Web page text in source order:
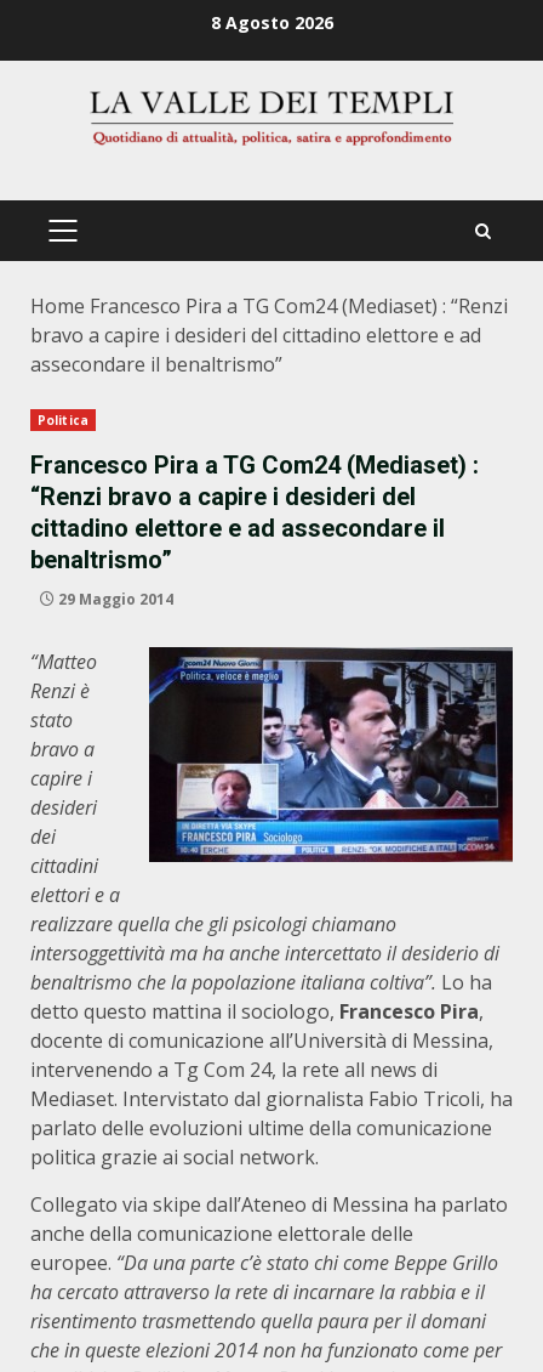
8 Agosto 2026
PRIMÄRES
Home Francesco Pira a TG Com24 (Mediaset) : “Renzi
bravo a capire i desideri del cittadino elettore e ad
assecondare il benaltrismo”
Politica
Francesco Pira a TG Com24 (Mediaset) :
“Renzi bravo a capire i desideri del
cittadino elettore e ad assecondare il
benaltrismo”
29 Maggio 2014
“Matteo
Renzi è
stato
bravo a
capire i
desideri
dei
cittadini
elettori e a
realizzare quella che gli psicologi chiamano
intersoggettività ma ha anche intercettato il desiderio di
benaltrismo che la popolazione italiana coltiva”. Lo ha
detto questo mattina il sociologo, Francesco Pira,
docente di comunicazione all’Università di Messina,
intervenendo a Tg Com 24, la rete all news di
Mediaset. Intervistato dal giornalista Fabio Tricoli, ha
parlato delle evoluzioni ultime della comunicazione
politica grazie ai social network.
Collegato via skipe dall’Ateneo di Messina ha parlato
anche della comunicazione elettorale delle
europee. “Da una parte c’è stato chi come Beppe Grillo
ha cercato attraverso la rete di incarnare la rabbia e il
risentimento trasmettendo quella paura per il domani
che in queste elezioni 2014 non ha funzionato come per